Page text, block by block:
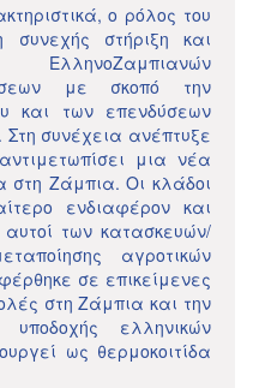
ο ρόλος του
συνεχής στήριξη και
με σκοπό την
και των επενδύσεων
συνέχεια ανέπτυξε
μια νέα
στη Ζάμπια. Οι κλάδοι
ενδιαφέρον και
των κατασκευών/
αγροτικών
σε επικείμενες
στη Ζάμπια και την
ελληνικών
ως θερμοκοιτίδα